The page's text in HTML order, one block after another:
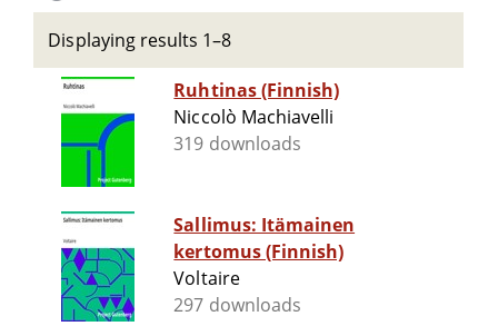
Displaying results 1–8
Ruhtinas (Finnish)
Niccolò Machiavelli
319 downloads
Sallimus: Itämainen
kertomus (Finnish)
Voltaire
297 downloads